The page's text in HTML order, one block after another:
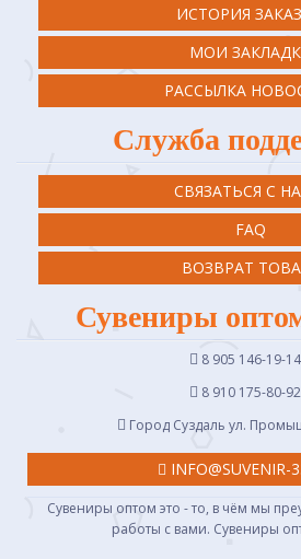
ИСТОРИЯ
МОИ
РАССЫЛКА
Служба
СВЯЗАТЬСЯ С
FAQ
ВОЗВРАТ
Сувениры
8 905 146-19-14
8 910 175-80-92
Город Суздаль ул.
INFO@SUVENIR-
Сувениры оптом это - то, в чём мы
работы с вами. Сувениры